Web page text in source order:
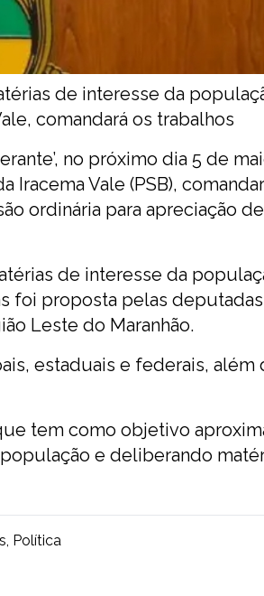
de interesse da
comandará os trabalhos
no próximo dia 5 de
Vale (PSB),
ordinária para apreciação de
de interesse da
foi proposta pelas
Leste do Maranhão.
estaduais e federais, além
tem como objetivo
e deliberando
, Política